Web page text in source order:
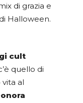
di grazia e
Halloween.
cult
quello di
al